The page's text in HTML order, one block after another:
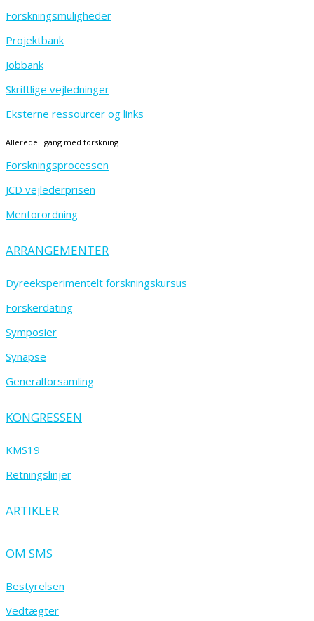
Forskningsmuligheder
Projektbank
Jobbank
Skriftlige vejledninger
Eksterne ressourcer og links
Allerede i gang med forskning
Forskningsprocessen
JCD vejlederprisen
Mentorordning
ARRANGEMENTER
Dyreeksperimentelt forskningskursus
Forskerdating
Symposier
Synapse
Generalforsamling
KONGRESSEN
KMS19
Retningslinjer
ARTIKLER
OM SMS
Bestyrelsen
Vedtægter